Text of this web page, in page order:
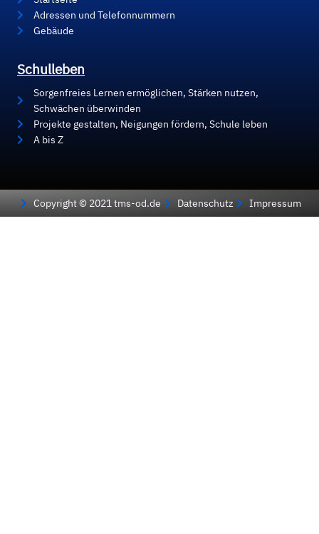
Adressen und Telefonnummern
Gebäude
Schulleben
Sorgenfreies Lernen ermöglichen, Stärken nutzen,
Schwächen überwinden
Projekte gestalten, Neigungen fördern, Schule leben
A bis Z
Copyright © 2021 tms-od.de Datenschutz Impressum